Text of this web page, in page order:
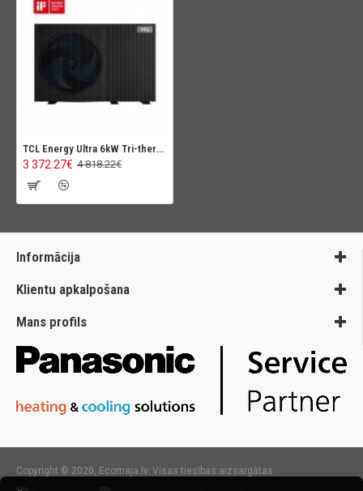
TCL Energy Ultra 6kW Tri-thermal gaiss - ūdens siltumsūknis monoblock (R290)
3 372.27€ 4 818.22€
Informācija
Klientu apkalpošana
Mans profils
Copyright © 2020, Ecomaja.lv. Visas tiesības aizsargātas